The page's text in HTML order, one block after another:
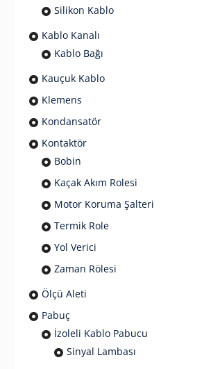
Silikon Kablo
Kablo Kanalı
Kablo Bağı
Kauçuk Kablo
Klemens
Kondansatör
Kontaktör
Bobin
Kaçak Akım Rolesi
Motor Koruma Şalteri
Termik Role
Yol Verici
Zaman Rölesi
Ölçü Aleti
Pabuç
İzoleli Kablo Pabucu
Sinyal Lambası